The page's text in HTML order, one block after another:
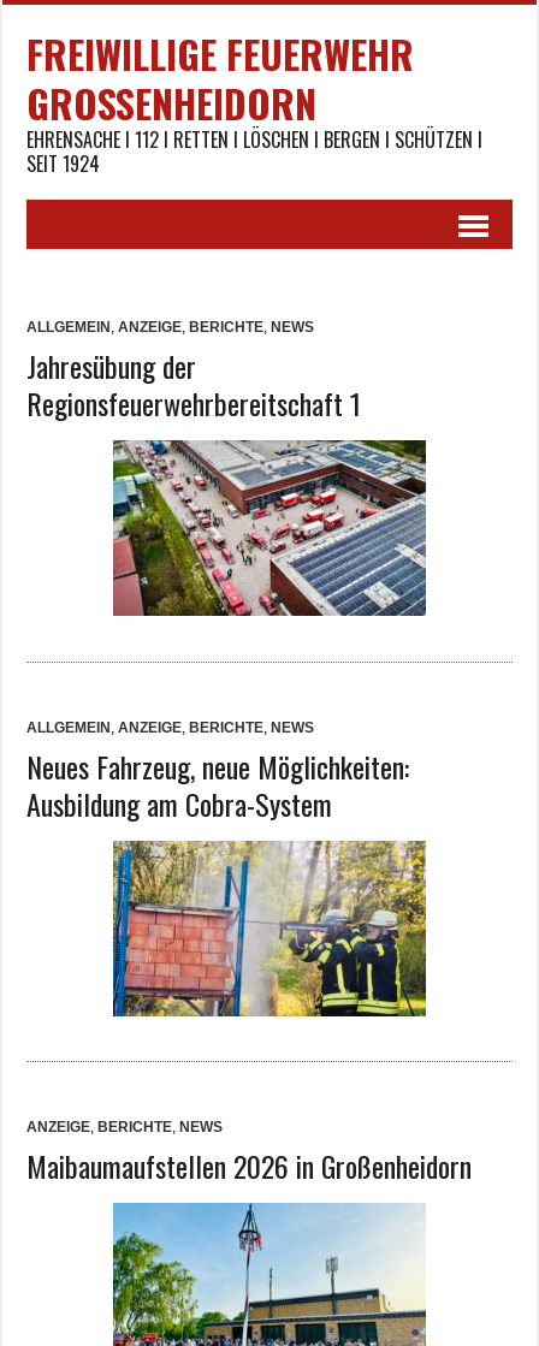
FREIWILLIGE FEUERWEHR
GROSSENHEIDORN
EHRENSACHE I 112 I RETTEN I LÖSCHEN I BERGEN I SCHÜTZEN I
SEIT 1924
ALLGEMEIN ,ANZEIGE, BERICHTE, NEWS
Jahresübung der
Regionsfeuerwehrbereitschaft 1
ALLGEMEIN ,ANZEIGE ,BERICHTE ,NEWS
Neues Fahrzeug, neue Möglichkeiten:
Ausbildung am Cobra-System
ANZEIGE, BERICHTE, NEWS
Maibaumaufstellen 2026 in Großenheidorn